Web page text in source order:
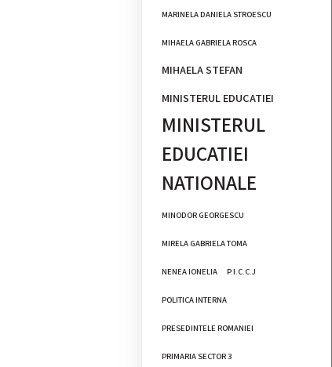
MARINELA DANIELA STROESCU
MIHAELA GABRIELA ROSCA
MIHAELA STEFAN
MINISTERUL EDUCATIEI
MINISTERUL
EDUCATIEI
NATIONALE
MINODOR GEORGESCU
MIRELA GABRIELA TOMA
NENEA IONELIA P.I.C.C.J
POLITICA INTERNA
PRESEDINTELE ROMANIEI
PRIMARIA SECTOR 3